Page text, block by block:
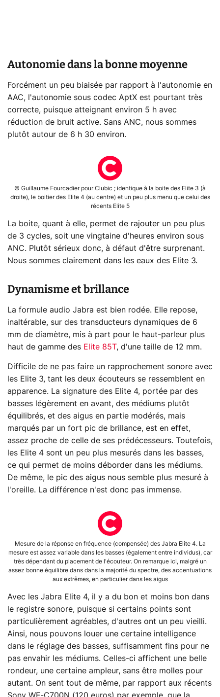
Autonomie dans la bonne moyenne
Forcément un peu biaisée par rapport à l'autonomie en
AAC, l'autonomie sous codec AptX est pourtant très
correcte, puisque atteignant environ 5 h avec
réduction de bruit active. Sans ANC, nous sommes
plutôt autour de 6 h 30 environ.
© Guillaume Fourcadier pour Clubic ; identique à la boite des Elite 3 (à
droite), le boitier des Elite 4 (au centre) et un peu plus menu que celui des
récents Elite 5
La boite, quant à elle, permet de rajouter un peu plus
de 3 cycles, soit une vingtaine d'heures environ sous
ANC. Plutôt sérieux donc, à défaut d'être surprenant.
Nous sommes clairement dans les eaux des Elite 3.
Dynamisme et brillance
La formule audio Jabra est bien rodée. Elle repose,
inaltérable, sur des transducteurs dynamiques de 6
mm de diamètre, mis à part pour le haut-parleur plus
haut de gamme des Elite 85T, d'une taille de 12 mm.
Difficile de ne pas faire un rapprochement sonore avec
les Elite 3, tant les deux écouteurs se ressemblent en
apparence. La signature des Elite 4, portée par des
basses légèrement en avant, des médiums plutôt
équilibrés, et des aigus en partie modérés, mais
marqués par un fort pic de brillance, est en effet,
assez proche de celle de ses prédécesseurs. Toutefois,
les Elite 4 sont un peu plus mesurés dans les basses,
ce qui permet de moins déborder dans les médiums.
De même, le pic des aigus nous semble plus mesuré à
l'oreille. La différence n'est donc pas immense.
Mesure de la réponse en fréquence (compensée) des Jabra Elite 4. La
mesure est assez variable dans les basses (également entre individus), car
très dépendant du placement de l'écouteur. On remarque ici, malgré un
assez bonne équilibre dans dans la majorité du spectre, des accentuations
aux extrêmes, en particulier dans les aigus
Avec les Jabra Elite 4, il y a du bon et moins bon dans
le registre sonore, puisque si certains points sont
particulièrement agréables, d'autres ont un peu vieilli.
Ainsi, nous pouvons louer une certaine intelligence
dans le réglage des basses, suffisamment fins pour ne
pas envahir les médiums. Celles-ci affichent une belle
rondeur, une certaine ampleur, sans être molles pour
autant. On sent tout de même, par rapport aux récents